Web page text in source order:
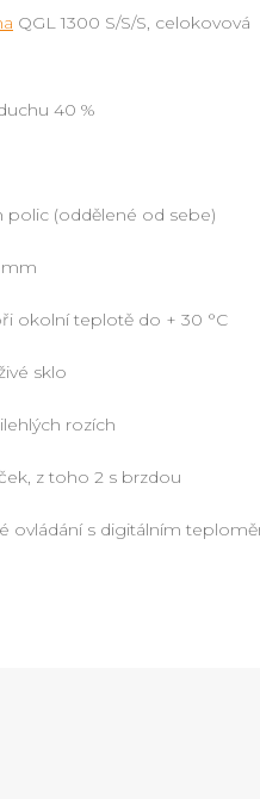
QGL 1300 S/S/S, celokovová
40 %
polic (oddělené od sebe)
mm
okolní teplotě do + 30 °C
sklo
rozích
z toho 2 s brzdou
ovládání s digitálním